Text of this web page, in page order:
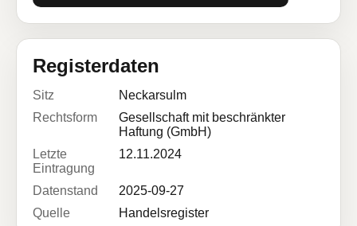
Registerdaten
Sitz
Neckarsulm
Rechtsform
Gesellschaft mit beschränkter
Haftung (GmbH)
Letzte
Eintragung
12.11.2024
Datenstand
2025-09-27
Quelle
Handelsregister